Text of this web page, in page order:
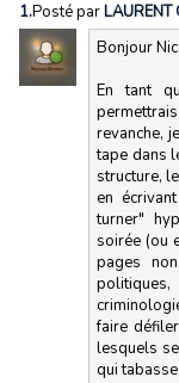
1.Posté parLAURENT
Bonjour
En tant
revanche,
tape dans
structure,
en
turner"
soirée (ou
pages
faire
lesquels
qui